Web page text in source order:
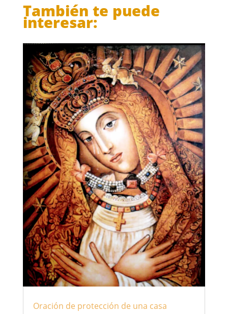
También te puede
interesar:
Oración de protección de una casa